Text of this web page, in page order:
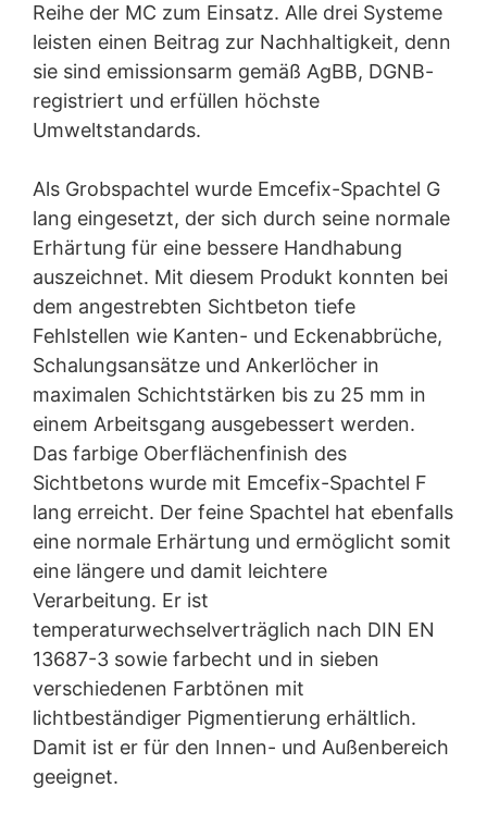
Reihe der MC zum Einsatz. Alle drei Systeme
leisten einen Beitrag zur Nachhaltigkeit, denn
sie sind emissionsarm gemäß AgBB, DGNB-
registriert und erfüllen höchste
Umweltstandards.
Als Grobspachtel wurde Emcefix-Spachtel G
lang eingesetzt, der sich durch seine normale
Erhärtung für eine bessere Handhabung
auszeichnet. Mit diesem Produkt konnten bei
dem angestrebten Sichtbeton tiefe
Fehlstellen wie Kanten- und Eckenabbrüche,
Schalungsansätze und Ankerlöcher in
maximalen Schichtstärken bis zu 25 mm in
einem Arbeitsgang ausgebessert werden.
Das farbige Oberflächenfinish des
Sichtbetons wurde mit Emcefix-Spachtel F
lang erreicht. Der feine Spachtel hat ebenfalls
eine normale Erhärtung und ermöglicht somit
eine längere und damit leichtere
Verarbeitung. Er ist
temperaturwechselverträglich nach DIN EN
13687-3 sowie farbecht und in sieben
verschiedenen Farbtönen mit
lichtbeständiger Pigmentierung erhältlich.
Damit ist er für den Innen- und Außenbereich
geeignet.